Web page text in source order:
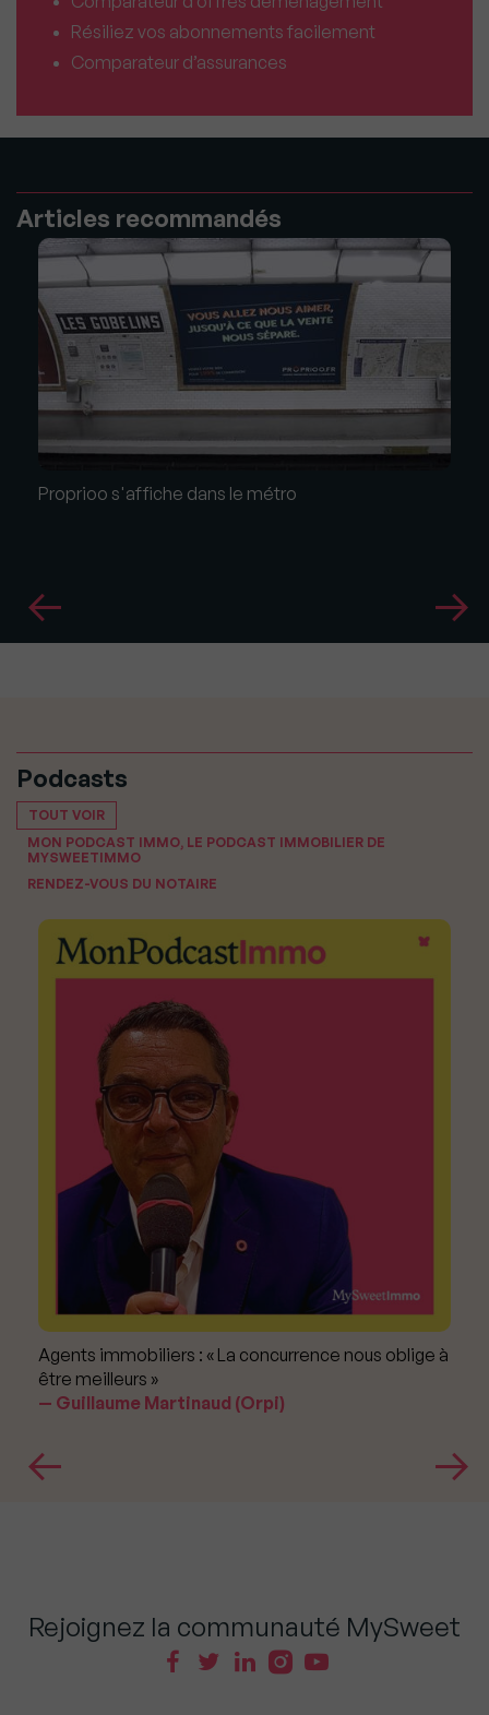
Résiliez vos abonnements facilement
Comparateur d’assurances
Articles recommandés
Proprioo s'affiche dans le métro
Podcasts
TOUT VOIR
MON PODCAST IMMO, LE PODCAST IMMOBILIER DE
MYSWEETIMMO
RENDEZ-VOUS DU NOTAIRE
Agents immobiliers : « La concurrence nous oblige à
être meilleurs »
Guillaume Martinaud (Orpi)
Rejoignez la communauté MySweet